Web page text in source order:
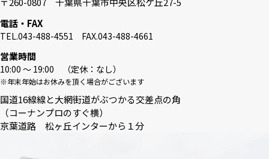
電話・FAX
TEL.043-488-4551 FAX.043-488-4661
営業時間
10:00 〜 19:00 （定休：なし）
※年末年始はお休みを頂く場合がございます
国道16線線と大網街道がぶつかる交差点の角
（コーナンプロのすぐ横）
京葉道路 松ヶ丘インターから１分